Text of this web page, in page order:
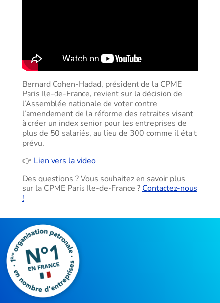
Bernard Cohen-Hadad, président de la CPME
Paris Ile-de-France, revient sur la décision de
l’Assemblée nationale de voter contre
l’amendement de la réforme des retraites visant
à créer un index senior pour les entreprises de
plus de 50 salariés, au lieu de 300 comme il était
prévu.
👉 Lien vers la video
Des questions ? Vous souhaitez en savoir plus
sur la CPME Paris Ile-de-France ? Contactez-nous
!